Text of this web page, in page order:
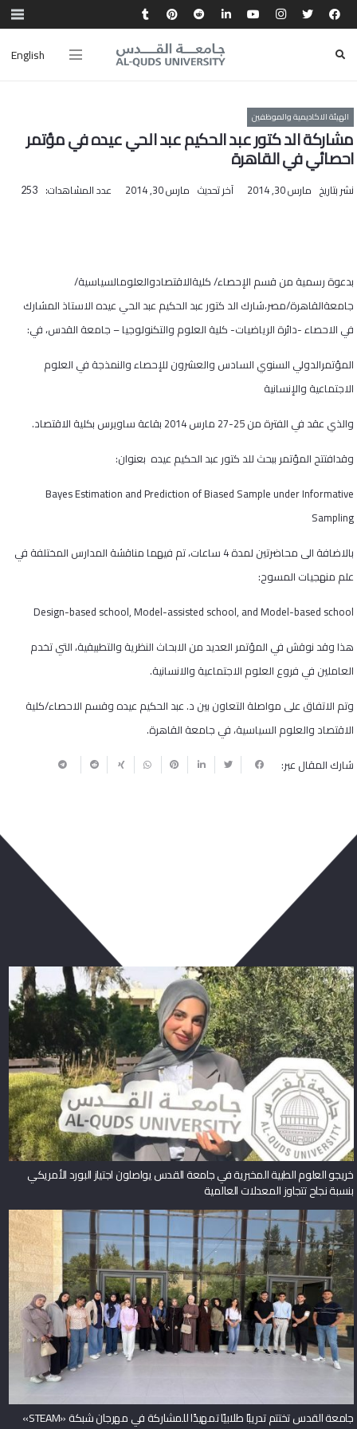
English
الهيئة الاكاديمية والموظفين
مشاركة الد كتور عبد الحكيم عبد الحي عيده في مؤتمر
احصائي في القاهرة
نشر بتاريخ مارس 30, 2014 آخر تحديث مارس 30, 2014 عدد المشاهدات: 253
بدعوة رسمية من قسم الإحصاء/ كليةالاقتصادوالعلومالسياسية/
جامعةالقاهرة/مصر،شارك الد كتور عبد الحكيم عبد الحي عيده الاستاذ المشارك
في الاحصاء -دائرة الرياضيات- كلية العلوم والتكنولوجيا – جامعة القدس، في:
المؤتمرالدولي السنوي السادس والعشرون للإحصاء والنمذجة في العلوم
الاجتماعية والإنسانية
والذي عقد في الفترة من 25-27 مارس 2014 بقاعة ساويرس بكلية الاقتصاد.
وقدافتتح المؤتمر ببحث للد كتور عبد الحكيم عيده بعنوان:
Bayes Estimation and Prediction of Biased Sample under Informative
Sampling
بالاضافة الى محاضرتين لمدة 4 ساعات، تم فيهما مناقشة المدارس المختلفة في
علم منهجيات المسوح:
Design-based school, Model-assisted school, and Model-based school
هذا وقد نوقش في المؤتمر العديد من الابحاث النظرية والتطبيقية، التي تخدم
العاملين في فروع العلوم الاجتماعية والانسانية.
وتم الاتفاق على مواصلة التعاون بين د. عبد الحكيم عيده وقسم الاحصاء/كلية
الاقتصاد والعلوم السياسية، في جامعة القاهرة.
شارك المقال عبر:
خريجو العلوم الطبية المخبرية في جامعة القدس يواصلون اجتياز البورد الأمريكي
بنسبة نجاح تتجاوز المعدلات العالمية
جامعة القدس تختتم تدريبًا طلابيًا تمهيدًا للمشاركة في مهرجان شبكة «STEAM»